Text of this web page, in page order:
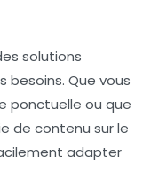
solutions
besoins. Que vous
ponctuelle ou que
de contenu sur le
adapter